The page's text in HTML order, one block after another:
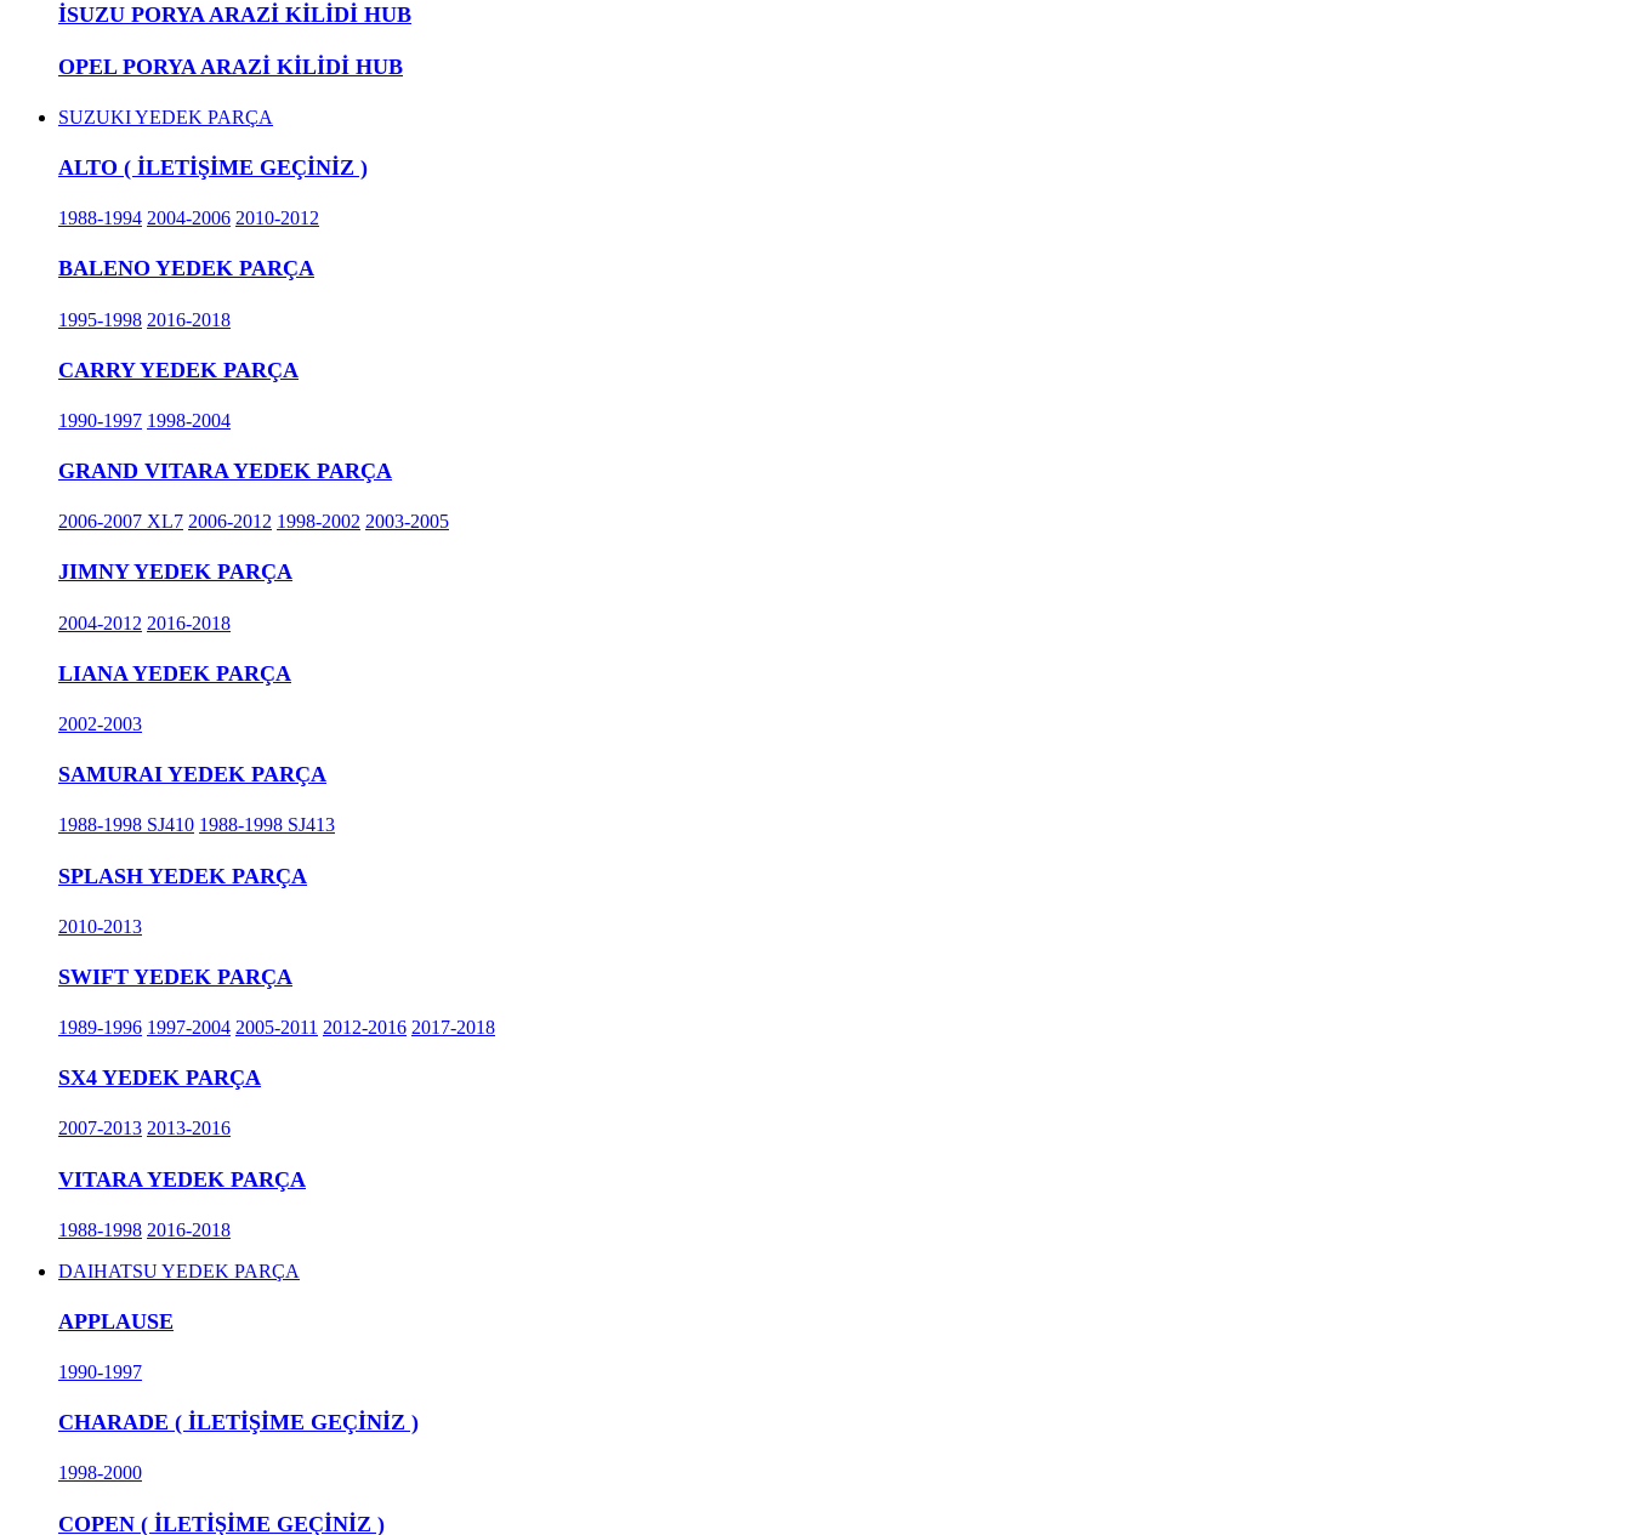
İSUZU PORYA ARAZİ KİLİDİ HUB
OPEL PORYA ARAZİ KİLİDİ HUB
SUZUKI YEDEK PARÇA
ALTO ( İLETİŞİME GEÇİNİZ )
1988-1994 2004-2006 2010-2012
BALENO YEDEK PARÇA
1995-1998 2016-2018
CARRY YEDEK PARÇA
1990-1997 1998-2004
GRAND VITARA YEDEK PARÇA
2006-2007 XL7 2006-2012 1998-2002 2003-2005
JIMNY YEDEK PARÇA
2004-2012 2016-2018
LIANA YEDEK PARÇA
2002-2003
SAMURAI YEDEK PARÇA
1988-1998 SJ410 1988-1998 SJ413
SPLASH YEDEK PARÇA
2010-2013
SWIFT YEDEK PARÇA
1989-1996 1997-2004 2005-2011 2012-2016 2017-2018
SX4 YEDEK PARÇA
2007-2013 2013-2016
VITARA YEDEK PARÇA
1988-1998 2016-2018
DAIHATSU YEDEK PARÇA
APPLAUSE
1990-1997
CHARADE ( İLETİŞİME GEÇİNİZ )
1998-2000
COPEN ( İLETİŞİME GEÇİNİZ )